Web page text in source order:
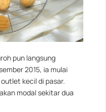
pun langsung
2015, ia mulai
kecil di pasar.
modal sekitar dua